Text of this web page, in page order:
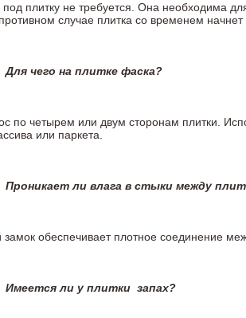
под плитку не требуется. Она необходима
случае плитка со временем
Для чего на плитке фаска?
по четырем или двум сторонам плитки.
или паркета.
Проникает ли влага в стыки между
обеспечивает плотное соединение
Имеется ли у плитки запах?